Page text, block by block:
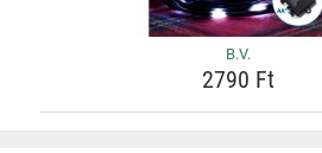
B.V.
2790 Ft